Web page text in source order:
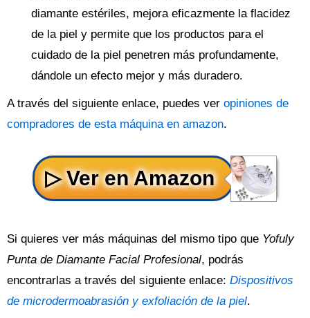
diamante estériles, mejora eficazmente la flacidez
de la piel y permite que los productos para el
cuidado de la piel penetren más profundamente,
dándole un efecto mejor y más duradero.
A través del siguiente enlace, puedes ver opiniones de
compradores de esta máquina en amazon.
Si quieres ver más máquinas del mismo tipo que Yofuly
Punta de Diamante Facial Profesional, podrás
encontrarlas a través del siguiente enlace: Dispositivos
de microdermoabrasión y exfoliación de la piel.